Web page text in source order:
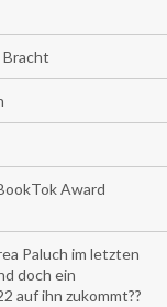
Award
Paluch im letzten
doch ein
auf ihn zukommt??